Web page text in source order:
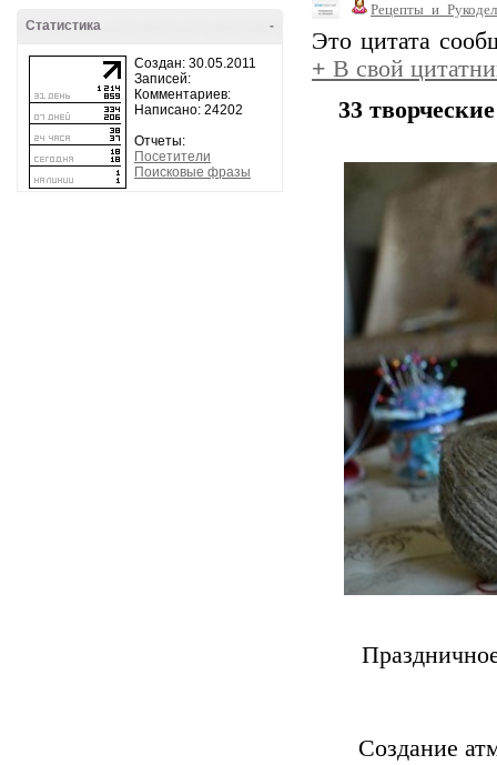
-
Статистика
Создан: 30.05.2011
Записей:
Комментариев:
Написано: 24202
Отчеты:
Посетители
Поисковые фразы
Это цитата
+ В свой
33
Создание